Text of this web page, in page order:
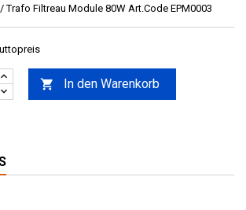
Trafo Filtreau Module 80W Art.Code EPM0003
 In den Warenkorb